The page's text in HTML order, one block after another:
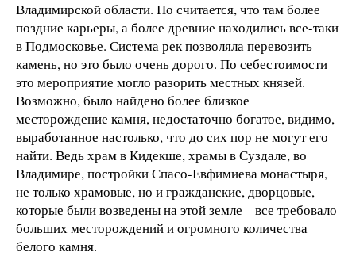
Владимирской области. Но считается, что там более
поздние карьеры, а более древние находились все-таки
в Подмосковье. Система рек позволяла перевозить
камень, но это было очень дорого. По себестоимости
это мероприятие могло разорить местных князей.
Возможно, было найдено более близкое
месторождение камня, недостаточно богатое, видимо,
выработанное настолько, что до сих пор не могут его
найти. Ведь храм в Кидекше, храмы в Суздале, во
Владимире, постройки Спасо-Евфимиева монастыря,
не только храмовые, но и гражданские, дворцовые,
которые были возведены на этой земле – все требовало
больших месторождений и огромного количества
белого камня.